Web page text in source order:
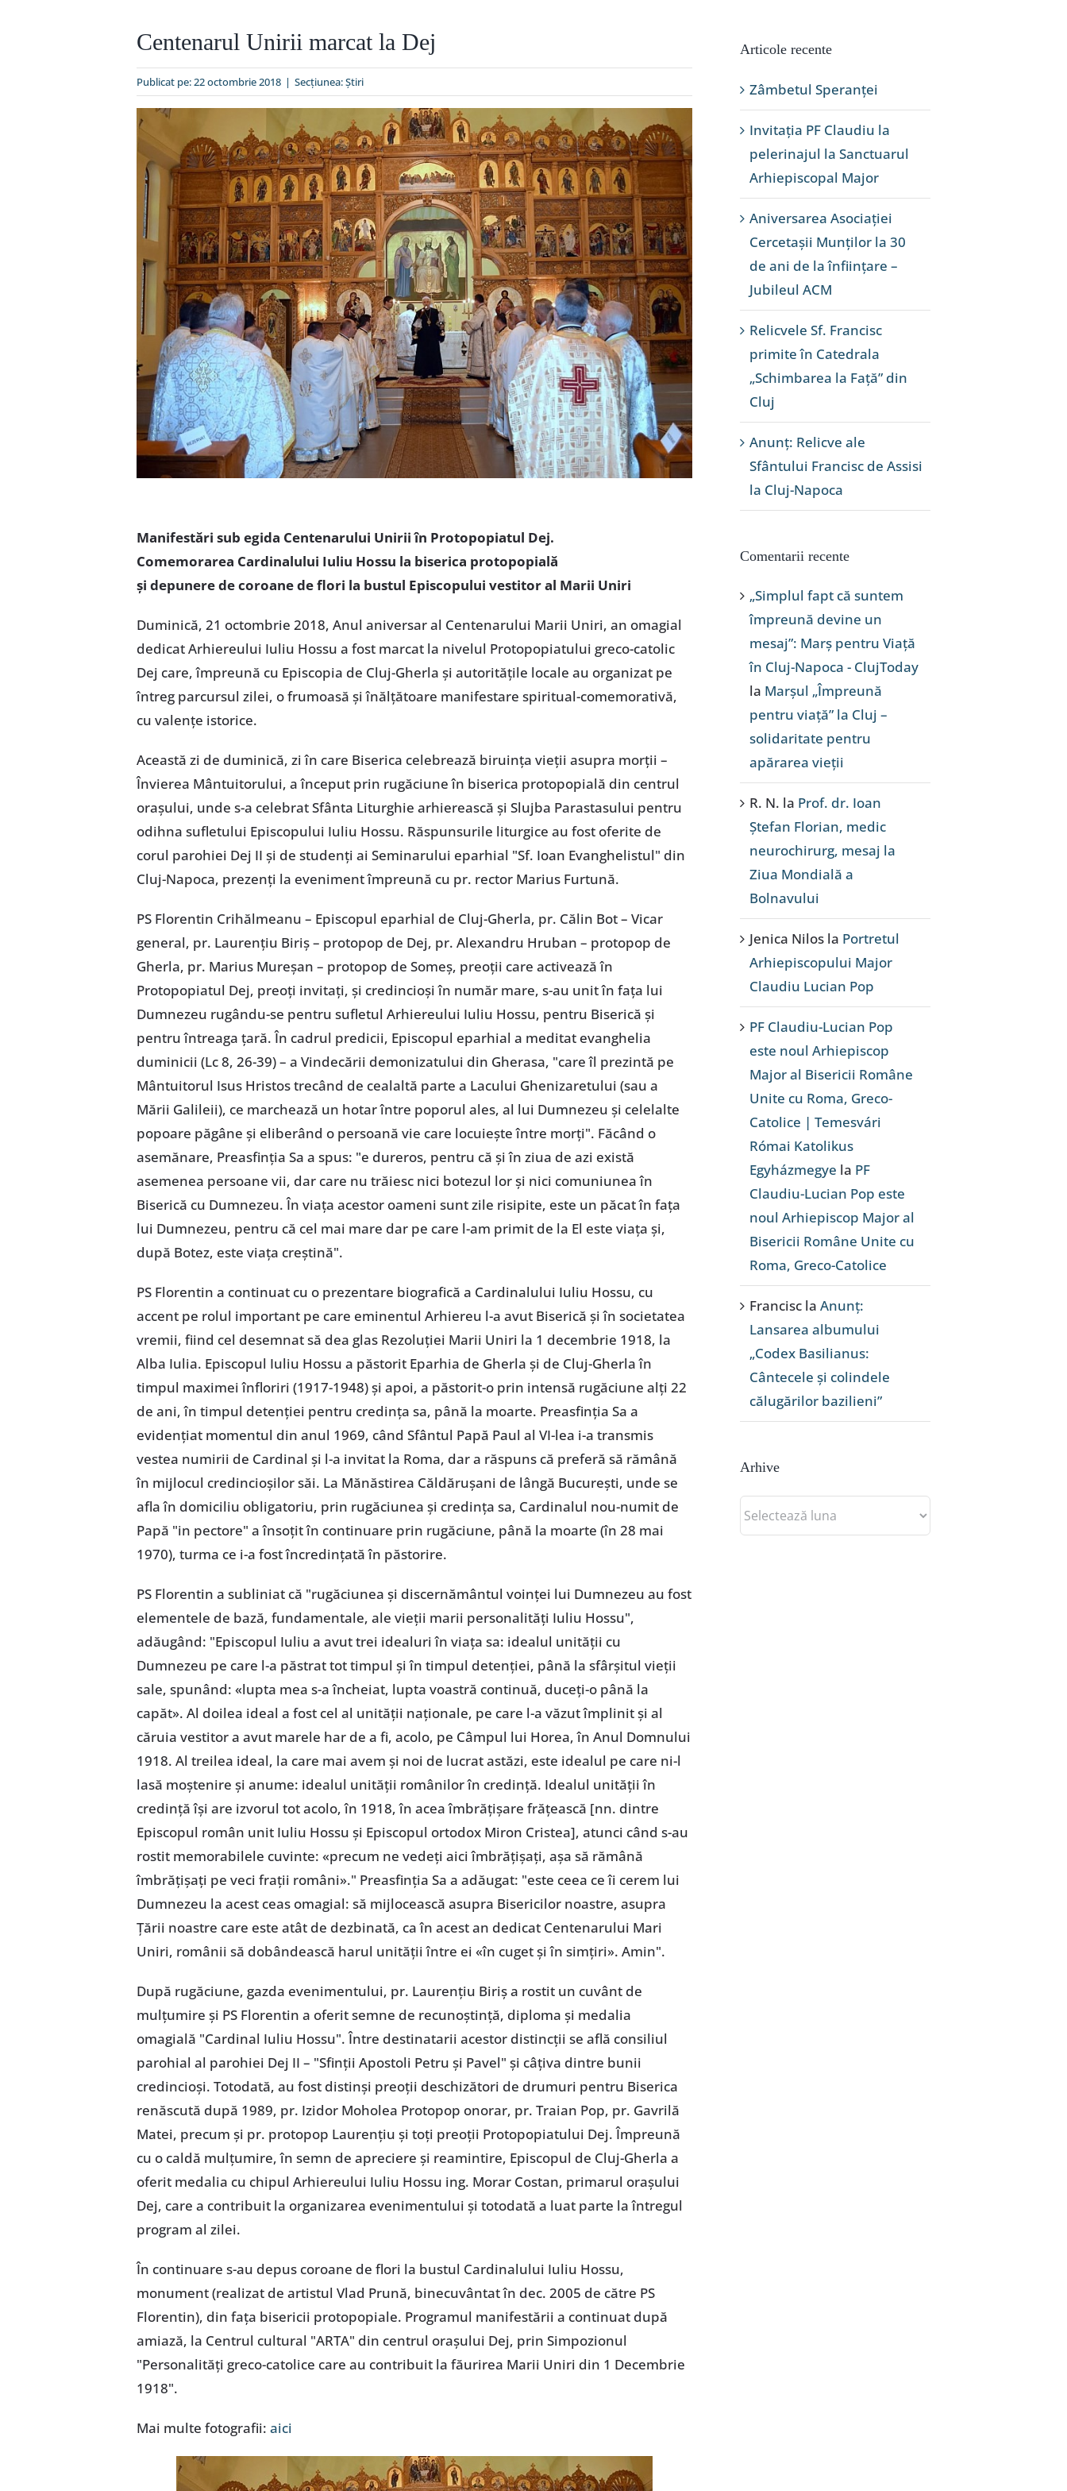
Centenarul Unirii marcat la Dej
Publicat pe: 22 octombrie 2018 | Secțiunea:Ştiri
Manifestări sub egida Centenarului Unirii în Protopopiatul Dej.
Comemorarea Cardinalului Iuliu Hossu la biserica protopopială
și depunere de coroane de flori la bustul Episcopului vestitor al Marii Uniri
Duminică, 21 octombrie 2018, Anul aniversar al Centenarului Marii Uniri, an omagial
dedicat Arhiereului Iuliu Hossu a fost marcat la nivelul Protopopiatului greco-catolic
Dej care, împreună cu Episcopia de Cluj-Gherla și autoritățile locale au organizat pe
întreg parcursul zilei, o frumoasă și înălțătoare manifestare spiritual-comemorativă,
cu valențe istorice.
Această zi de duminică, zi în care Biserica celebrează biruința vieții asupra morții –
Învierea Mântuitorului, a început prin rugăciune în biserica protopopială din centrul
orașului, unde s-a celebrat Sfânta Liturghie arhierească și Slujba Parastasului pentru
odihna sufletului Episcopului Iuliu Hossu. Răspunsurile liturgice au fost oferite de
corul parohiei Dej II și de studenți ai Seminarului eparhial "Sf. Ioan Evanghelistul" din
Cluj-Napoca, prezenți la eveniment împreună cu pr. rector Marius Furtună.
PS Florentin Crihălmeanu – Episcopul eparhial de Cluj-Gherla, pr. Călin Bot – Vicar
general, pr. Laurențiu Biriș – protopop de Dej, pr. Alexandru Hruban – protopop de
Gherla, pr. Marius Mureșan – protopop de Someș, preoții care activează în
Protopopiatul Dej, preoți invitați, și credincioși în număr mare, s-au unit în fața lui
Dumnezeu rugându-se pentru sufletul Arhiereului Iuliu Hossu, pentru Biserică și
pentru întreaga țară. În cadrul predicii, Episcopul eparhial a meditat evanghelia
duminicii (Lc 8, 26-39) – a Vindecării demonizatului din Gherasa, "care îl prezintă pe
Mântuitorul Isus Hristos trecând de cealaltă parte a Lacului Ghenizaretului (sau a
Mării Galileii), ce marchează un hotar între poporul ales, al lui Dumnezeu și celelalte
popoare păgâne și eliberând o persoană vie care locuiește între morți". Făcând o
asemănare, Preasfinția Sa a spus: "e dureros, pentru că și în ziua de azi există
asemenea persoane vii, dar care nu trăiesc nici botezul lor și nici comuniunea în
Biserică cu Dumnezeu. În viața acestor oameni sunt zile risipite, este un păcat în fața
lui Dumnezeu, pentru că cel mai mare dar pe care l-am primit de la El este viața și,
după Botez, este viața creștină".
PS Florentin a continuat cu o prezentare biografică a Cardinalului Iuliu Hossu, cu
accent pe rolul important pe care eminentul Arhiereu l-a avut Biserică și în societatea
vremii, fiind cel desemnat să dea glas Rezoluției Marii Uniri la 1 decembrie 1918, la
Alba Iulia. Episcopul Iuliu Hossu a păstorit Eparhia de Gherla și de Cluj-Gherla în
timpul maximei înfloriri (1917-1948) și apoi, a păstorit-o prin intensă rugăciune alți 22
de ani, în timpul detenției pentru credința sa, până la moarte. Preasfinția Sa a
evidențiat momentul din anul 1969, când Sfântul Papă Paul al VI-lea i-a transmis
vestea numirii de Cardinal și l-a invitat la Roma, dar a răspuns că preferă să rămână
în mijlocul credincioșilor săi. La Mănăstirea Căldărușani de lângă București, unde se
afla în domiciliu obligatoriu, prin rugăciunea și credința sa, Cardinalul nou-numit de
Papă "in pectore" a însoțit în continuare prin rugăciune, până la moarte (în 28 mai
1970), turma ce i-a fost încredințată în păstorire.
PS Florentin a subliniat că "rugăciunea și discernământul voinței lui Dumnezeu au fost
elementele de bază, fundamentale, ale vieții marii personalități Iuliu Hossu",
adăugând: "Episcopul Iuliu a avut trei idealuri în viața sa: idealul unității cu
Dumnezeu pe care l-a păstrat tot timpul și în timpul detenției, până la sfârșitul vieții
sale, spunând: «lupta mea s-a încheiat, lupta voastră continuă, duceți-o până la
capăt». Al doilea ideal a fost cel al unității naționale, pe care l-a văzut împlinit și al
căruia vestitor a avut marele har de a fi, acolo, pe Câmpul lui Horea, în Anul Domnului
1918. Al treilea ideal, la care mai avem și noi de lucrat astăzi, este idealul pe care ni-l
lasă moștenire și anume: idealul unității românilor în credință. Idealul unității în
credință își are izvorul tot acolo, în 1918, în acea îmbrățișare frățească [nn. dintre
Episcopul român unit Iuliu Hossu și Episcopul ortodox Miron Cristea], atunci când s-au
rostit memorabilele cuvinte: «precum ne vedeți aici îmbrățișați, așa să rămână
îmbrățișați pe veci frații români»." Preasfinția Sa a adăugat: "este ceea ce îi cerem lui
Dumnezeu la acest ceas omagial: să mijlocească asupra Bisericilor noastre, asupra
Țării noastre care este atât de dezbinată, ca în acest an dedicat Centenarului Mari
Uniri, românii să dobândească harul unității între ei «în cuget și în simțiri». Amin".
După rugăciune, gazda evenimentului, pr. Laurențiu Biriș a rostit un cuvânt de
mulțumire și PS Florentin a oferit semne de recunoștință, diploma și medalia
omagială "Cardinal Iuliu Hossu". Între destinatarii acestor distincții se află consiliul
parohial al parohiei Dej II – "Sfinții Apostoli Petru și Pavel" și câțiva dintre bunii
credincioși. Totodată, au fost distinși preoții deschizători de drumuri pentru Biserica
renăscută după 1989, pr. Izidor Moholea Protopop onorar, pr. Traian Pop, pr. Gavrilă
Matei, precum și pr. protopop Laurențiu și toți preoții Protopopiatului Dej. Împreună
cu o caldă mulțumire, în semn de apreciere și reamintire, Episcopul de Cluj-Gherla a
oferit medalia cu chipul Arhiereului Iuliu Hossu ing. Morar Costan, primarul orașului
Dej, care a contribuit la organizarea evenimentului și totodată a luat parte la întregul
program al zilei.
În continuare s-au depus coroane de flori la bustul Cardinalului Iuliu Hossu,
monument (realizat de artistul Vlad Prună, binecuvântat în dec. 2005 de către PS
Florentin), din fața bisericii protopopiale. Programul manifestării a continuat după
amiază, la Centrul cultural "ARTA" din centrul orașului Dej, prin Simpozionul
"Personalități greco-catolice care au contribuit la făurirea Marii Uniri din 1 Decembrie
1918".
Mai multe fotografii: aici
Articole recente
Zâmbetul Speranței
Invitația PF Claudiu la
pelerinajul la Sanctuarul
Arhiepiscopal Major
Aniversarea Asociației
Cercetașii Munților la 30
de ani de la înființare –
Jubileul ACM
Relicvele Sf. Francisc
primite în Catedrala
„Schimbarea la Față” din
Cluj
Anunț: Relicve ale
Sfântului Francisc de Assisi
la Cluj-Napoca
Comentarii recente
„Simplul fapt că suntem
împreună devine un
mesaj”: Marș pentru Viață
în Cluj-Napoca - ClujToday
la Marșul „Împreună
pentru viață” la Cluj –
solidaritate pentru
apărarea vieții
R. N. la Prof. dr. Ioan
Ștefan Florian, medic
neurochirurg, mesaj la
Ziua Mondială a
Bolnavului
Jenica Nilos la Portretul
Arhiepiscopului Major
Claudiu Lucian Pop
PF Claudiu-Lucian Pop
este noul Arhiepiscop
Major al Bisericii Române
Unite cu Roma, Greco-
Catolice | Temesvári
Római Katolikus
Egyházmegye la PF
Claudiu-Lucian Pop este
noul Arhiepiscop Major al
Bisericii Române Unite cu
Roma, Greco-Catolice
Francisc la Anunț:
Lansarea albumului
„Codex Basilianus:
Cântecele și colindele
călugărilor bazilieni”
Arhive
Arhive